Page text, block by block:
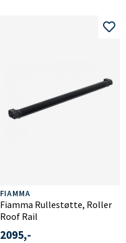
FIAMMA
Fiamma Rullestøtte, Roller
Roof Rail
2095,-